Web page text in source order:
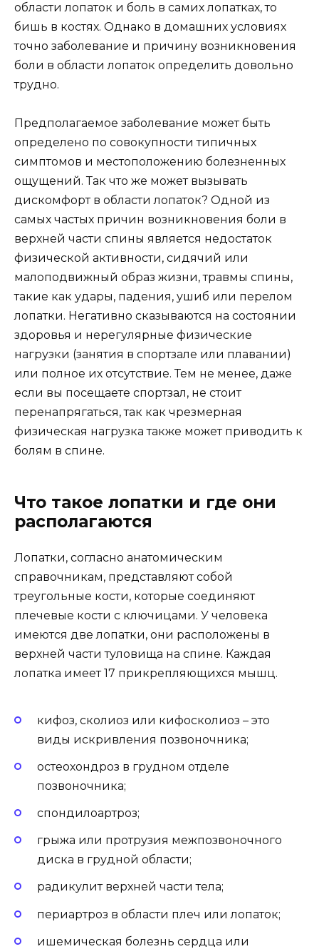
области лопаток и боль в самих лопатках, то
бишь в костях. Однако в домашних условиях
точно заболевание и причину возникновения
боли в области лопаток определить довольно
трудно.
Предполагаемое заболевание может быть
определено по совокупности типичных
симптомов и местоположению болезненных
ощущений. Так что же может вызывать
дискомфорт в области лопаток? Одной из
самых частых причин возникновения боли в
верхней части спины является недостаток
физической активности, сидячий или
малоподвижный образ жизни, травмы спины,
такие как удары, падения, ушиб или перелом
лопатки. Негативно сказываются на состоянии
здоровья и нерегулярные физические
нагрузки (занятия в спортзале или плавании)
или полное их отсутствие. Тем не менее, даже
если вы посещаете спортзал, не стоит
перенапрягаться, так как чрезмерная
физическая нагрузка также может приводить к
болям в спине.
Что такое лопатки и где они
располагаются
Лопатки, согласно анатомическим
справочникам, представляют собой
треугольные кости, которые соединяют
плечевые кости с ключицами. У человека
имеются две лопатки, они расположены в
верхней части туловища на спине. Каждая
лопатка имеет 17 прикрепляющихся мышц.
кифоз, сколиоз или кифосколиоз – это
виды искривления позвоночника;
остеохондроз в грудном отделе
позвоночника;
спондилоартроз;
грыжа или протрузия межпозвоночного
диска в грудной области;
радикулит верхней части тела;
периартроз в области плеч или лопаток;
ишемическая болезнь сердца или